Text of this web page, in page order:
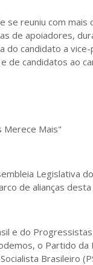
se reuniu com
de apoiadores,
do candidato a
de candidatos ao
Merece Mais"
Legislativa
de alianças
e do
o Partido
Brasileiro